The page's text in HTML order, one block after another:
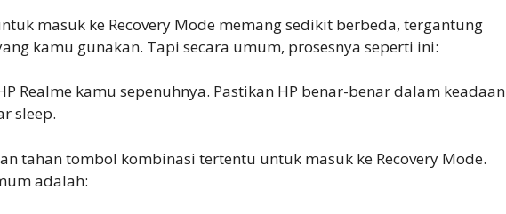
masuk ke Recovery Mode memang sedikit berbeda, tergantung
kamu gunakan. Tapi secara umum, prosesnya seperti ini:
Realme kamu sepenuhnya. Pastikan HP benar-benar dalam keadaan
sleep.
tahan tombol kombinasi tertentu untuk masuk ke Recovery Mode.
adalah: